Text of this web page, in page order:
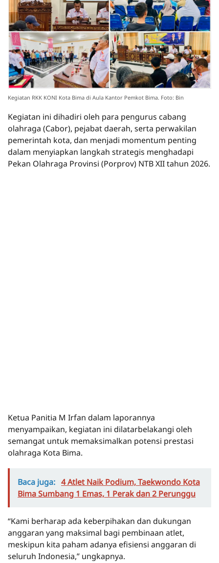
Kegiatan RKK KONI Kota Bima di Aula Kantor Pemkot Bima. Foto: Bin
Kegiatan ini dihadiri oleh para pengurus cabang
olahraga (Cabor), pejabat daerah, serta perwakilan
pemerintah kota, dan menjadi momentum penting
dalam menyiapkan langkah strategis menghadapi
Pekan Olahraga Provinsi (Porprov) NTB XII tahun 2026.
Ketua Panitia M Irfan dalam laporannya
menyampaikan, kegiatan ini dilatarbelakangi oleh
semangat untuk memaksimalkan potensi prestasi
olahraga Kota Bima.
Baca juga: 4 Atlet Naik Podium, Taekwondo Kota
Bima Sumbang 1 Emas, 1 Perak dan 2 Perunggu
“Kami berharap ada keberpihakan dan dukungan
anggaran yang maksimal bagi pembinaan atlet,
meskipun kita paham adanya efisiensi anggaran di
seluruh Indonesia,” ungkapnya.